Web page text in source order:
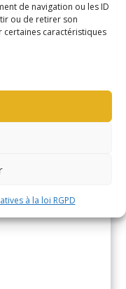
de navigation ou les ID
ou de retirer son
certaines caractéristiques
à la loi RGPD